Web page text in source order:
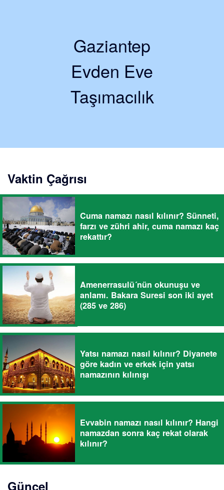
Gaziantep
Evden Eve
Taşımacılık
Vaktin Çağrısı
Cuma namazı nasıl kılınır? Sünneti,
farzı ve zühri ahir, cuma namazı kaç
rekattır?
Amenerrasulü´nün okunuşu ve
anlamı. Bakara Suresi son iki ayet
(285 ve 286)
Yatsı namazı nasıl kılınır? Diyanete
göre kadın ve erkek için yatsı
namazının kılınışı
Evvabin namazı nasıl kılınır? Hangi
namazdan sonra kaç rekat olarak
kılınır?
Güncel